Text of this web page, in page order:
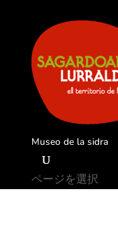
Museo de la sidra
ページを選択